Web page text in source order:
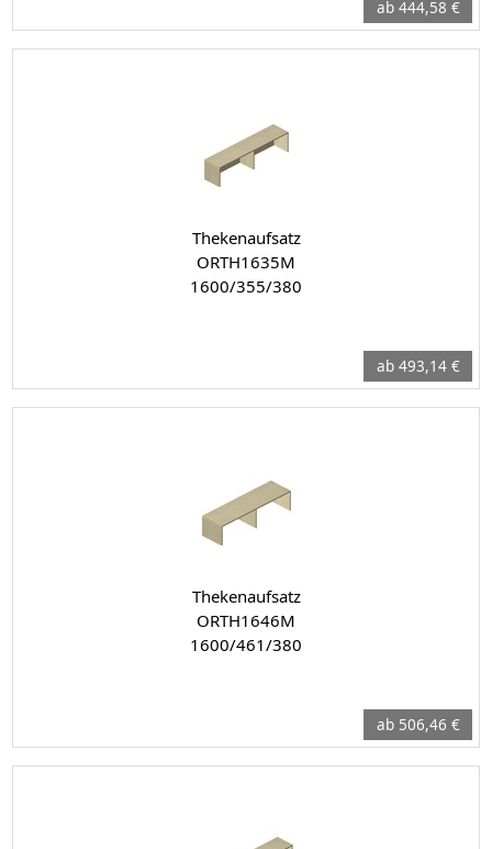
ab 444,58 €
Thekenaufsatz
ORTH1635M
1600/355/380
ab 493,14 €
Thekenaufsatz
ORTH1646M
1600/461/380
ab 506,46 €